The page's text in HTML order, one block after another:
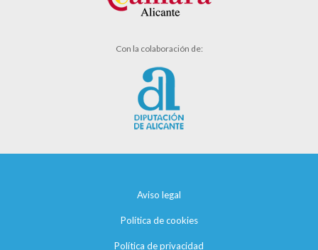
Con la colaboración de:
Aviso legal
Política de cookies
Política de privacidad